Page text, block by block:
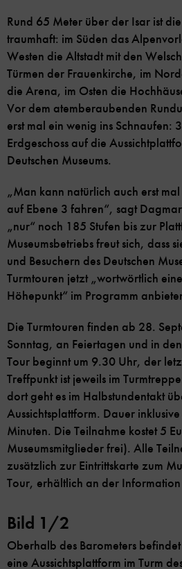
Rund 65 Meter über der Isar ist
traumhaft: im Süden das
Westen die Altstadt mit den
Türmen der Frauenkirche, im
die Arena, im Osten die
Vor dem atemberaubenden
erst mal ein wenig ins Schnaufen:
Erdgeschoss auf die
Deutschen Museums.
„Man kann natürlich auch erst
auf Ebene 3 fahren“, sagt
„nur“ noch 185 Stufen bis zur
Museumsbetriebs freut sich, dass
und Besuchern des Deutschen
Turmtouren jetzt „wortwörtlich
Höhepunkt“ im Programm
Die Turmtouren finden ab 28.
Sonntag, an Feiertagen und in
Tour beginnt um 9.30 Uhr, der
Treffpunkt ist jeweils im
dort geht es im Halbstundentakt
Aussichtsplattform. Dauer
Minuten. Die Teilnahme kostet 5
Museumsmitglieder frei). Alle
zusätzlich zur Eintrittskarte zum
Tour, erhältlich an der
Bild 1/2
Oberhalb des Barometers
eine Aussichtsplattform im Turm